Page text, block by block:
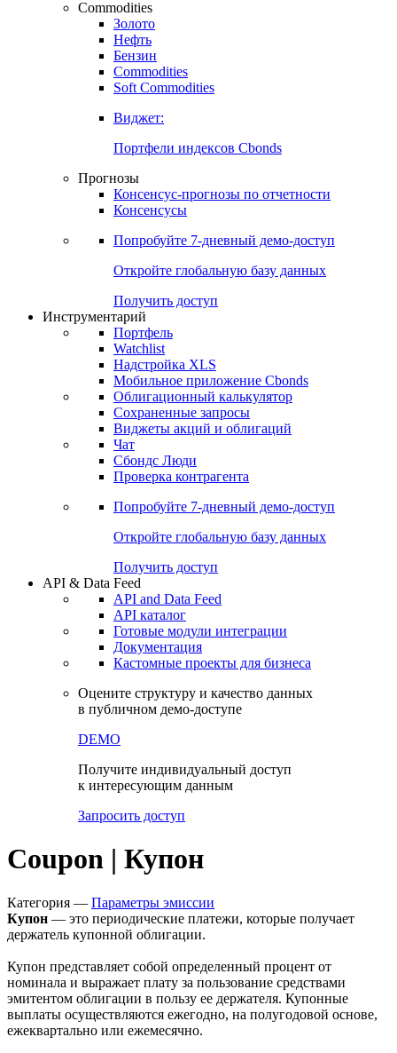
Commodities
Золото
Нефть
Бензин
Commodities
Soft Commodities
Виджет:
Портфели индексов Cbonds
Прогнозы
Консенсус-прогнозы по отчетности
Консенсусы
Попробуйте 7-дневный демо-доступ
Откройте глобальную базу данных
Получить доступ
Инструментарий
Портфель
Watchlist
Надстройка XLS
Мобильное приложение Cbonds
Облигационный калькулятор
Сохраненные запросы
Виджеты акций и облигаций
Чат
Сбондс Люди
Проверка контрагента
Попробуйте 7-дневный демо-доступ
Откройте глобальную базу данных
Получить доступ
API & Data Feed
API and Data Feed
API каталог
Готовые модули интеграции
Документация
Кастомные проекты для бизнеса
Оцените структуру и качество данных
в публичном демо-доступе
DEMO
Получите индивидуальный доступ
к интересующим данным
Запросить доступ
Coupon | Купон
Категория — Параметры эмиссии
Купон — это периодические платежи, которые получает
держатель купонной облигации.
Купон представляет собой определенный процент от
номинала и выражает плату за пользование средствами
эмитентом облигации в пользу ее держателя. Купонные
выплаты осуществляются ежегодно, на полугодовой основе,
ежеквартально или ежемесячно.